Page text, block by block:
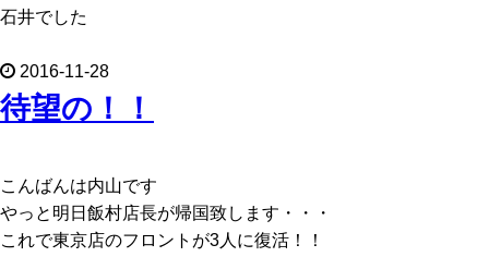
石井でした
2016-11-28
待望の！！
こんばんは内山です
やっと明日飯村店長が帰国致します・・・
これで東京店のフロントが3人に復活！！